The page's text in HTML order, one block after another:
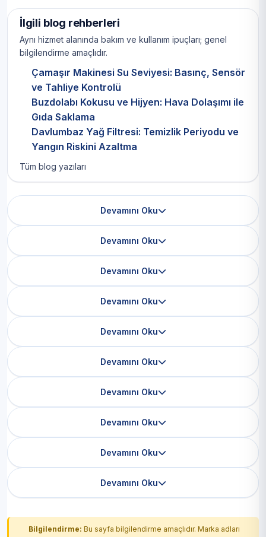
İlgili blog rehberleri
Aynı hizmet alanında bakım ve kullanım ipuçları; genel
bilgilendirme amaçlıdır.
Çamaşır Makinesi Su Seviyesi: Basınç, Sensör
ve Tahliye Kontrolü
Buzdolabı Kokusu ve Hijyen: Hava Dolaşımı ile
Gıda Saklama
Davlumbaz Yağ Filtresi: Temizlik Periyodu ve
Yangın Riskini Azaltma
Tüm blog yazıları
Devamını Oku
Devamını Oku
Devamını Oku
Devamını Oku
Devamını Oku
Devamını Oku
Devamını Oku
Devamını Oku
Devamını Oku
Devamını Oku
Bilgilendirme: Bu sayfa bilgilendirme amaçlıdır. Marka adları